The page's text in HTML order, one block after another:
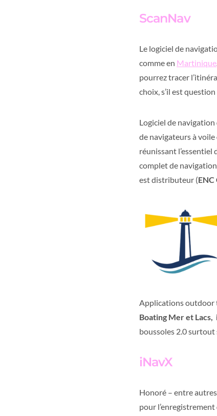
ScanNav
Le logiciel de
comme en Martinique
pourrez tracer
choix, s’il est
Logiciel de
de navigateurs à
réunissant
complet de
est distributeur (
Applications outdoor
Boating Mer et Lacs,
boussoles 2.0
iNavX
Honoré – entre
pour